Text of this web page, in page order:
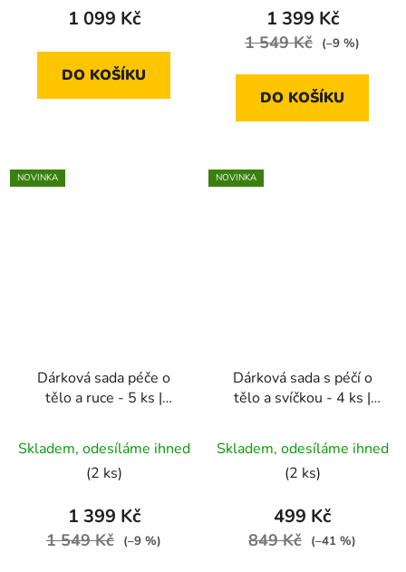
je
z
5
1 099 Kč
DO KOŠÍKU
1 399 Kč
1 549 Kč (–9 %)
DO KOŠÍKU
NOVINKA
Dárková sada péče o
tělo a ruce - 5 ks |
Skladem, odesíláme ihned
(2 ks)
1 399 Kč
1 549 Kč (–9 %)
NOVINKA
Dárková sada s péčí o
tělo a svíčkou - 4 ks |
Skladem, odesíláme ihned
(2 ks)
499 Kč
849 Kč (–41 %)